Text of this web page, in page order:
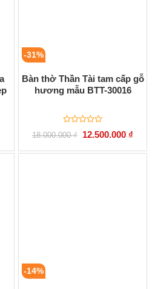
-31%
Bàn thờ Thần Tài tam cấp gỗ
hương mẫu BTT-30016
Được
xếp
0
18.000.000₫
Giá
là:
12.500.000 ₫
tại
-14%